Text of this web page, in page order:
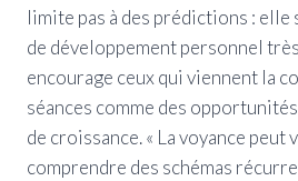
limite pas à des prédictions : elle
de développement personnel
encourage ceux qui viennent la
séances comme des
de croissance. « La voyance peut
comprendre des schémas